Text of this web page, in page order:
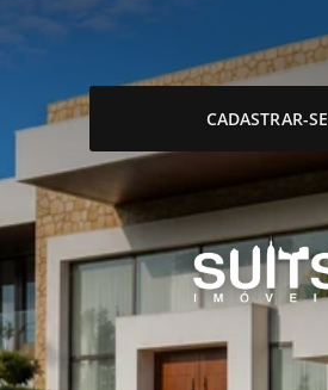
CADASTRAR-SE